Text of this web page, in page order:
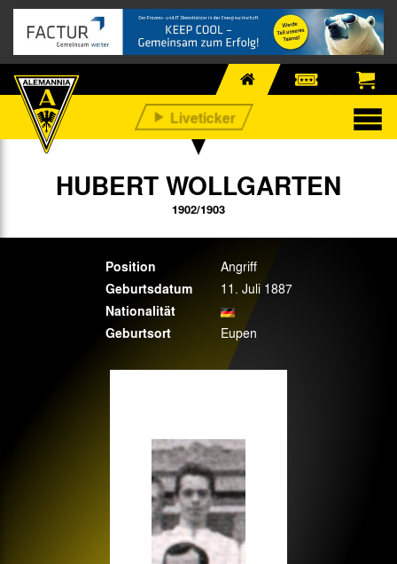
HUBERT WOLLGARTEN
1902/1903
Position Angriff
Geburtsdatum 11. Juli 1887
Nationalität
Geburtsort
Eupen